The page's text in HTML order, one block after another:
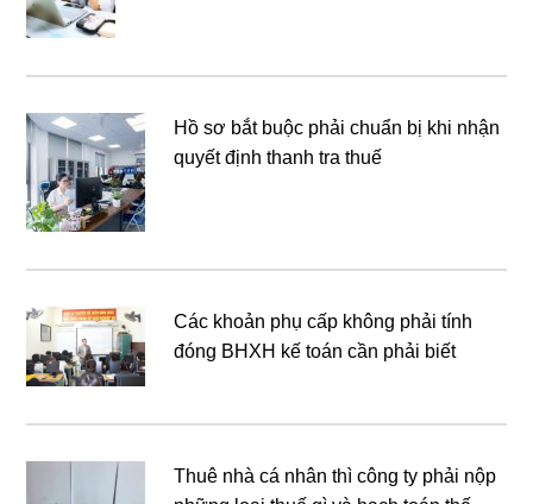
Hồ sơ bắt buộc phải chuẩn bị khi nhận
quyết định thanh tra thuế
Các khoản phụ cấp không phải tính
đóng BHXH kế toán cần phải biết
Thuê nhà cá nhân thì công ty phải nộp